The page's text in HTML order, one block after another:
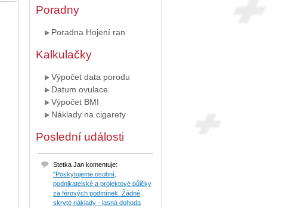
Poradny
Poradna Hojení ran
Kalkulačky
Výpočet data porodu
Datum ovulace
Výpočet BMI
Náklady na cigarety
Poslední události
Stetka Jan komentuje:
"Poskytujeme osobní,
podnikatelské a projektové půjčky
za férových podmínek. Žádné
skryté náklady - jasná dohoda